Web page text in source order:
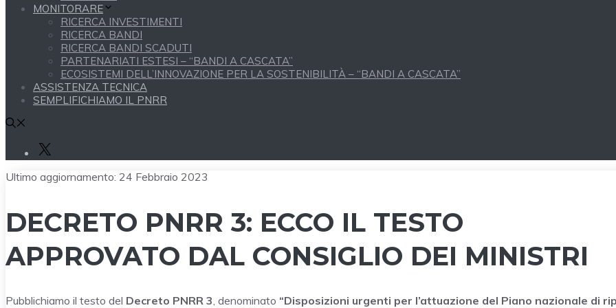
MONITORARE
RICERCA INVESTIMENTI
RICERCA BANDI
RICERCA BANDI SCADUTI
PARTENARIATI ESTESI – “BANDI A CASCATA”
ECOSISTEMI DELL’INNOVAZIONE PER LA SOSTENIBILITÀ – “BANDI A CASCATA”
ASSISTENZA TECNICA
SEMPLIFICHIAMO IL PNRR
Ultimo aggiornamento: 24 Febbraio 2023
DECRETO PNRR 3: ECCO IL TESTO
APPROVATO DAL CONSIGLIO DEI MINISTRI
Pubblichiamo il testo del Decreto PNRR 3, denominato “Disposizioni urgenti per l’attuazione del Piano nazionale di